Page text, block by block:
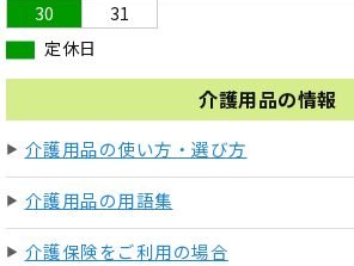
30
31
定休日
介護用品の情報
介護用品の使い方・選び方
介護用品の用語集
介護保険をご利用の場合